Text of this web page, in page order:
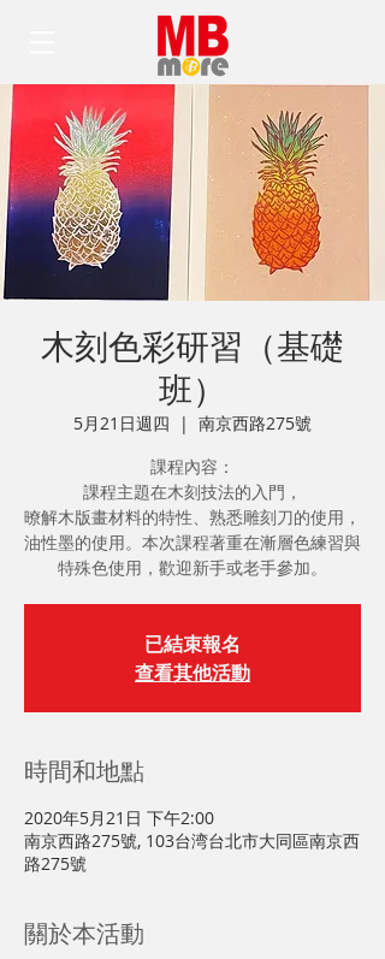
木刻色彩研習（基礎
班）
5月21日週四
  |
南京西路275號
課程內容：
課程主題在木刻技法的入門，
暸解木版畫材料的特性、熟悉雕刻刀的使用，
油性墨的使用。本次課程著重在漸層色練習與
特殊色使用，歡迎新手或老手參加。
已結束報名
查看其他活動
時間和地點
2020年5月21日 下午2:00
南京西路275號, 103台湾台北市大同區南京西
路275號
關於本活動